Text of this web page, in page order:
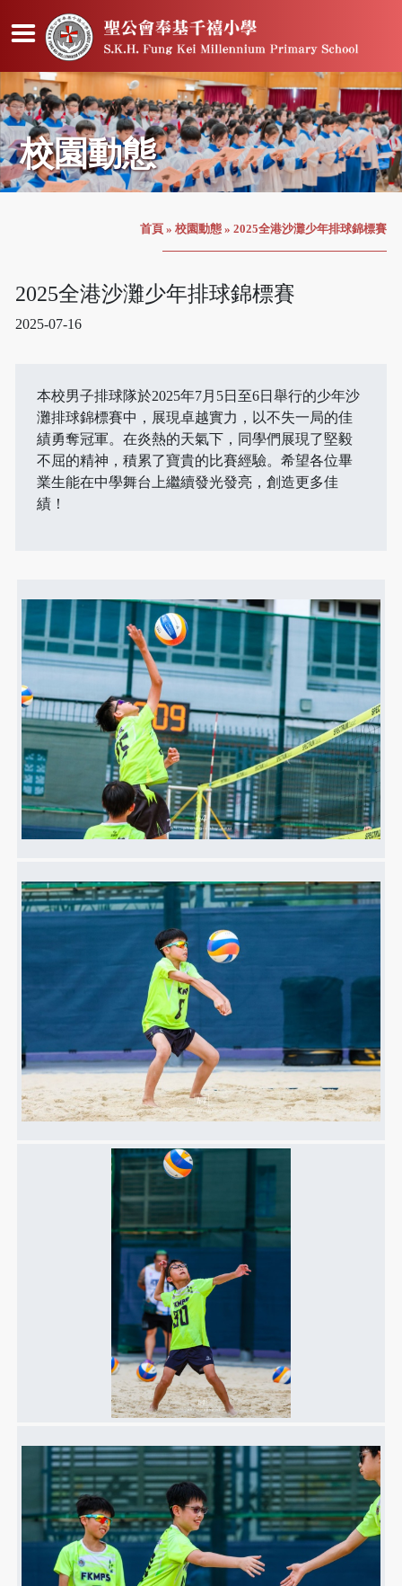
校園動態
首頁 » 校園動態 » 2025全港沙灘少年排球錦標賽
2025全港沙灘少年排球錦標賽
2025-07-16
本校男子排球隊於2025年7月5日至6日舉行的少年沙
灘排球錦標賽中，展現卓越實力，以不失一局的佳
績勇奪冠軍。在炎熱的天氣下，同學們展現了堅毅
不屈的精神，積累了寶貴的比賽經驗。希望各位畢
業生能在中學舞台上繼續發光發亮，創造更多佳
績！